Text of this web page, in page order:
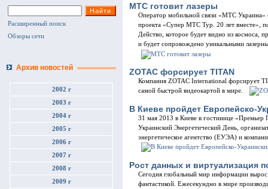
Расширенный поиск
Обзоры сети
Архив новостей
2002 г
2003 г
2004 г
2005 г
2006 г
2007 г
2008 г
2009 г
МТС готовит лазеры
Оператор мобильной связи «МТС Украина»
проекта «Супер МТС Тур. 20 лет вместе»,
Действо, которое будет видно из космоса,
и будет сопровождено уникальными
ZOTAC форсирует TITAN
Компания ZOTAC International форсирует
самой быстрой видеокартой в мире.
В Киеве пройдет Европейско-
31 мая 2013 в Киеве в гостинице «Премьер
Украинский Энергетический День,
энергетическое агентство (ЕУЭА) и
Рост данных и виртуализация
Сегодня глобальный мир информации вырос
фантастикой. Ежесекундно в мире